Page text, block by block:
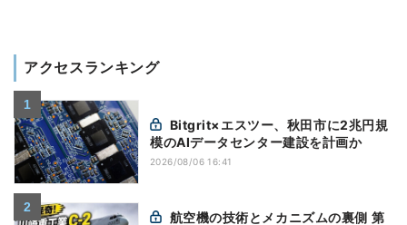
アクセスランキング
模のAIデータセンター建設を計画か
2026/08/06 16:41